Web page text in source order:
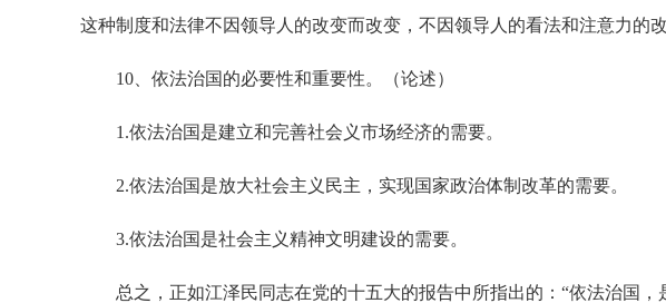
这种制度和法律不因领导人的改变而改变，不因领导人的看法和注意力的改
10、依法治国的必要性和重要性。（论述）
1.依法治国是建立和完善社会义市场经济的需要。
2.依法治国是放大社会主义民主，实现国家政治体制改革的需要。
3.依法治国是社会主义精神文明建设的需要。
总之，正如江泽民同志在党的十五大的报告中所指出的：“依法治国，